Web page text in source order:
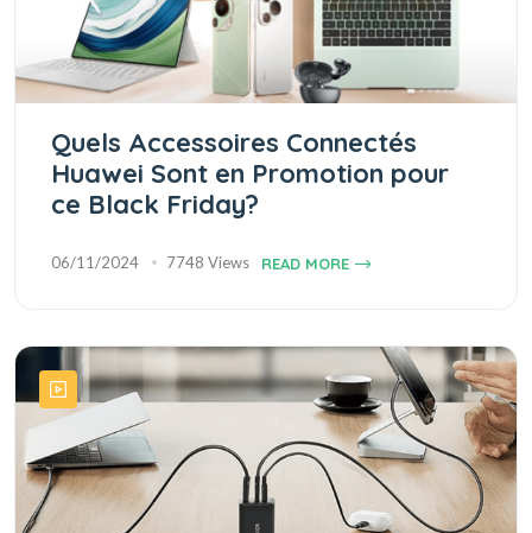
Quels Accessoires Connectés
Huawei Sont en Promotion pour
ce Black Friday?
06/11/2024 7748 Views READ MORE